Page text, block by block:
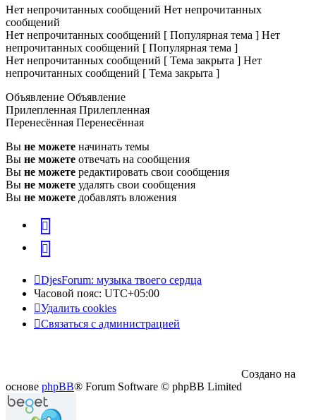
Нет непрочитанных сообщений Нет непрочитанных
сообщений
Нет непрочитанных сообщений [ Популярная тема ] Нет
непрочитанных сообщений [ Популярная тема ]
Нет непрочитанных сообщений [ Тема закрыта ] Нет
непрочитанных сообщений [ Тема закрыта ]
Объявление Объявление
Прилепленная Прилепленная
Перенесённая Перенесённая
Вы не можете начинать темы
Вы не можете отвечать на сообщения
Вы не можете редактировать свои сообщения
Вы не можете удалять свои сообщения
Вы не можете добавлять вложения
vk
Telegram
DjesForum: музыка твоего сердца
Часовой пояс: UTC+05:00
Удалить cookies
Связаться с администрацией
Создано на
основе phpBB® Forum Software © phpBB Limited